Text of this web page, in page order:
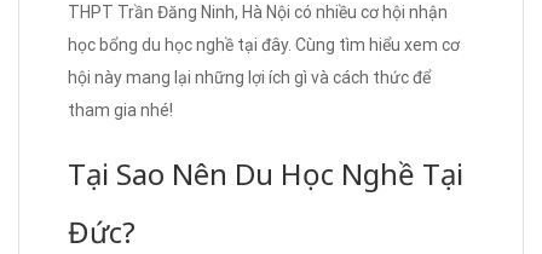
THPT Trần Đăng Ninh, Hà Nội có nhiều cơ hội nhận
học bổng du học nghề tại đây. Cùng tìm hiểu xem cơ
hội này mang lại những lợi ích gì và cách thức để
tham gia nhé!
Tại Sao Nên Du Học Nghề Tại
Đức?